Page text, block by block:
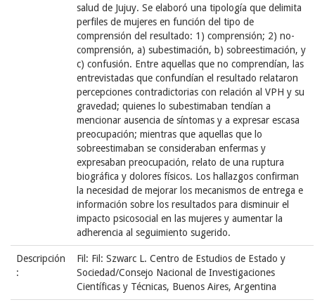
salud de Jujuy. Se elaboró una tipología que delimita
perfiles de mujeres en función del tipo de
comprensión del resultado: 1) comprensión; 2) no-
comprensión, a) subestimación, b) sobreestimación, y
c) confusión. Entre aquellas que no comprendían, las
entrevistadas que confundían el resultado relataron
percepciones contradictorias con relación al VPH y su
gravedad; quienes lo subestimaban tendían a
mencionar ausencia de síntomas y a expresar escasa
preocupación; mientras que aquellas que lo
sobreestimaban se consideraban enfermas y
expresaban preocupación, relato de una ruptura
biográfica y dolores físicos. Los hallazgos confirman
la necesidad de mejorar los mecanismos de entrega e
información sobre los resultados para disminuir el
impacto psicosocial en las mujeres y aumentar la
adherencia al seguimiento sugerido.
Descripción
:
Fil: Fil: Szwarc L. Centro de Estudios de Estado y
Sociedad/Consejo Nacional de Investigaciones
Científicas y Técnicas, Buenos Aires, Argentina